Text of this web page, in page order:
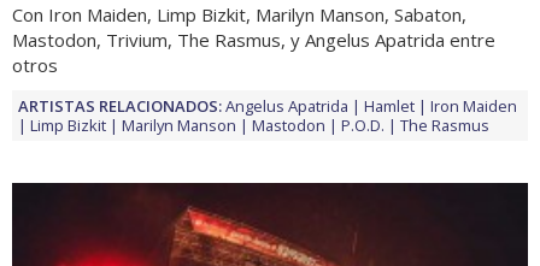
Con Iron Maiden, Limp Bizkit, Marilyn Manson, Sabaton,
Mastodon, Trivium, The Rasmus, y Angelus Apatrida entre
otros
ARTISTAS RELACIONADOS:Angelus Apatrida Hamlet
Iron Maiden
Limp Bizkit
Marilyn Manson Mastodon P.O.D. The Rasmus